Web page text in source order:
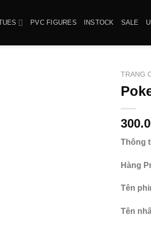
PVC FIGURES INSTOCK SALE
TRANG
Thông
Hàng
Tên
Tên